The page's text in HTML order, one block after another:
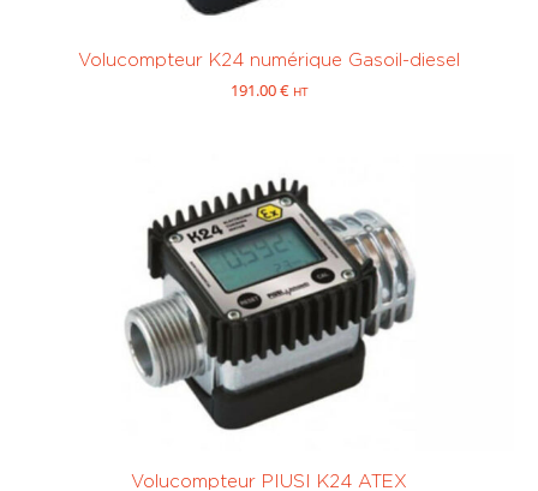
Volucompteur K24 numérique Gasoil-diesel
191.00€ HT
Volucompteur PIUSI K24 ATEX